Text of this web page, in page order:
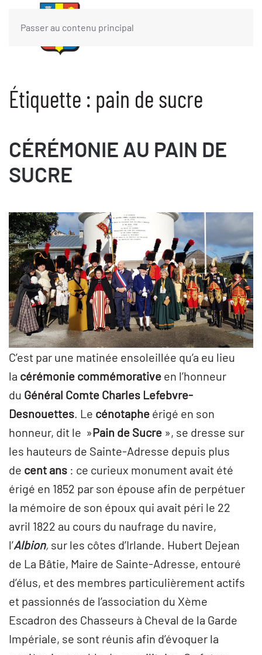
Passer au contenu principal
Étiquette : pain de sucre
CÉRÉMONIE AU PAIN DE
SUCRE
C’est par une matinée ensoleillée qu’a eu lieu
la cérémonie commémorative en l’honneur
du Général Comte Charles Lefebvre-
Desnouettes. Le cénotaphe érigé en son
honneur, dit le »Pain de Sucre », se dresse sur
les hauteurs de Sainte-Adresse depuis plus
de cent ans : ce curieux monument avait été
érigé en 1852 par son épouse afin de perpétuer
la mémoire de son époux qui avait péri le 22
avril 1822 au cours du naufrage du navire,
l’Albion, sur les côtes d’Irlande. Hubert Dejean
de La Bâtie, Maire de Sainte-Adresse, entouré
d’élus, et des membres particulièrement actifs
et passionnés de l’association du Xème
Escadron des Chasseurs à Cheval de la Garde
Impériale, se sont réunis afin d’évoquer la